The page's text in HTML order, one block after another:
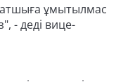
ұмытылмас
- деді вице-